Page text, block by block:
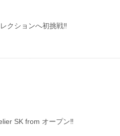
クションへ初挑戦‼︎
SK from オープン‼︎